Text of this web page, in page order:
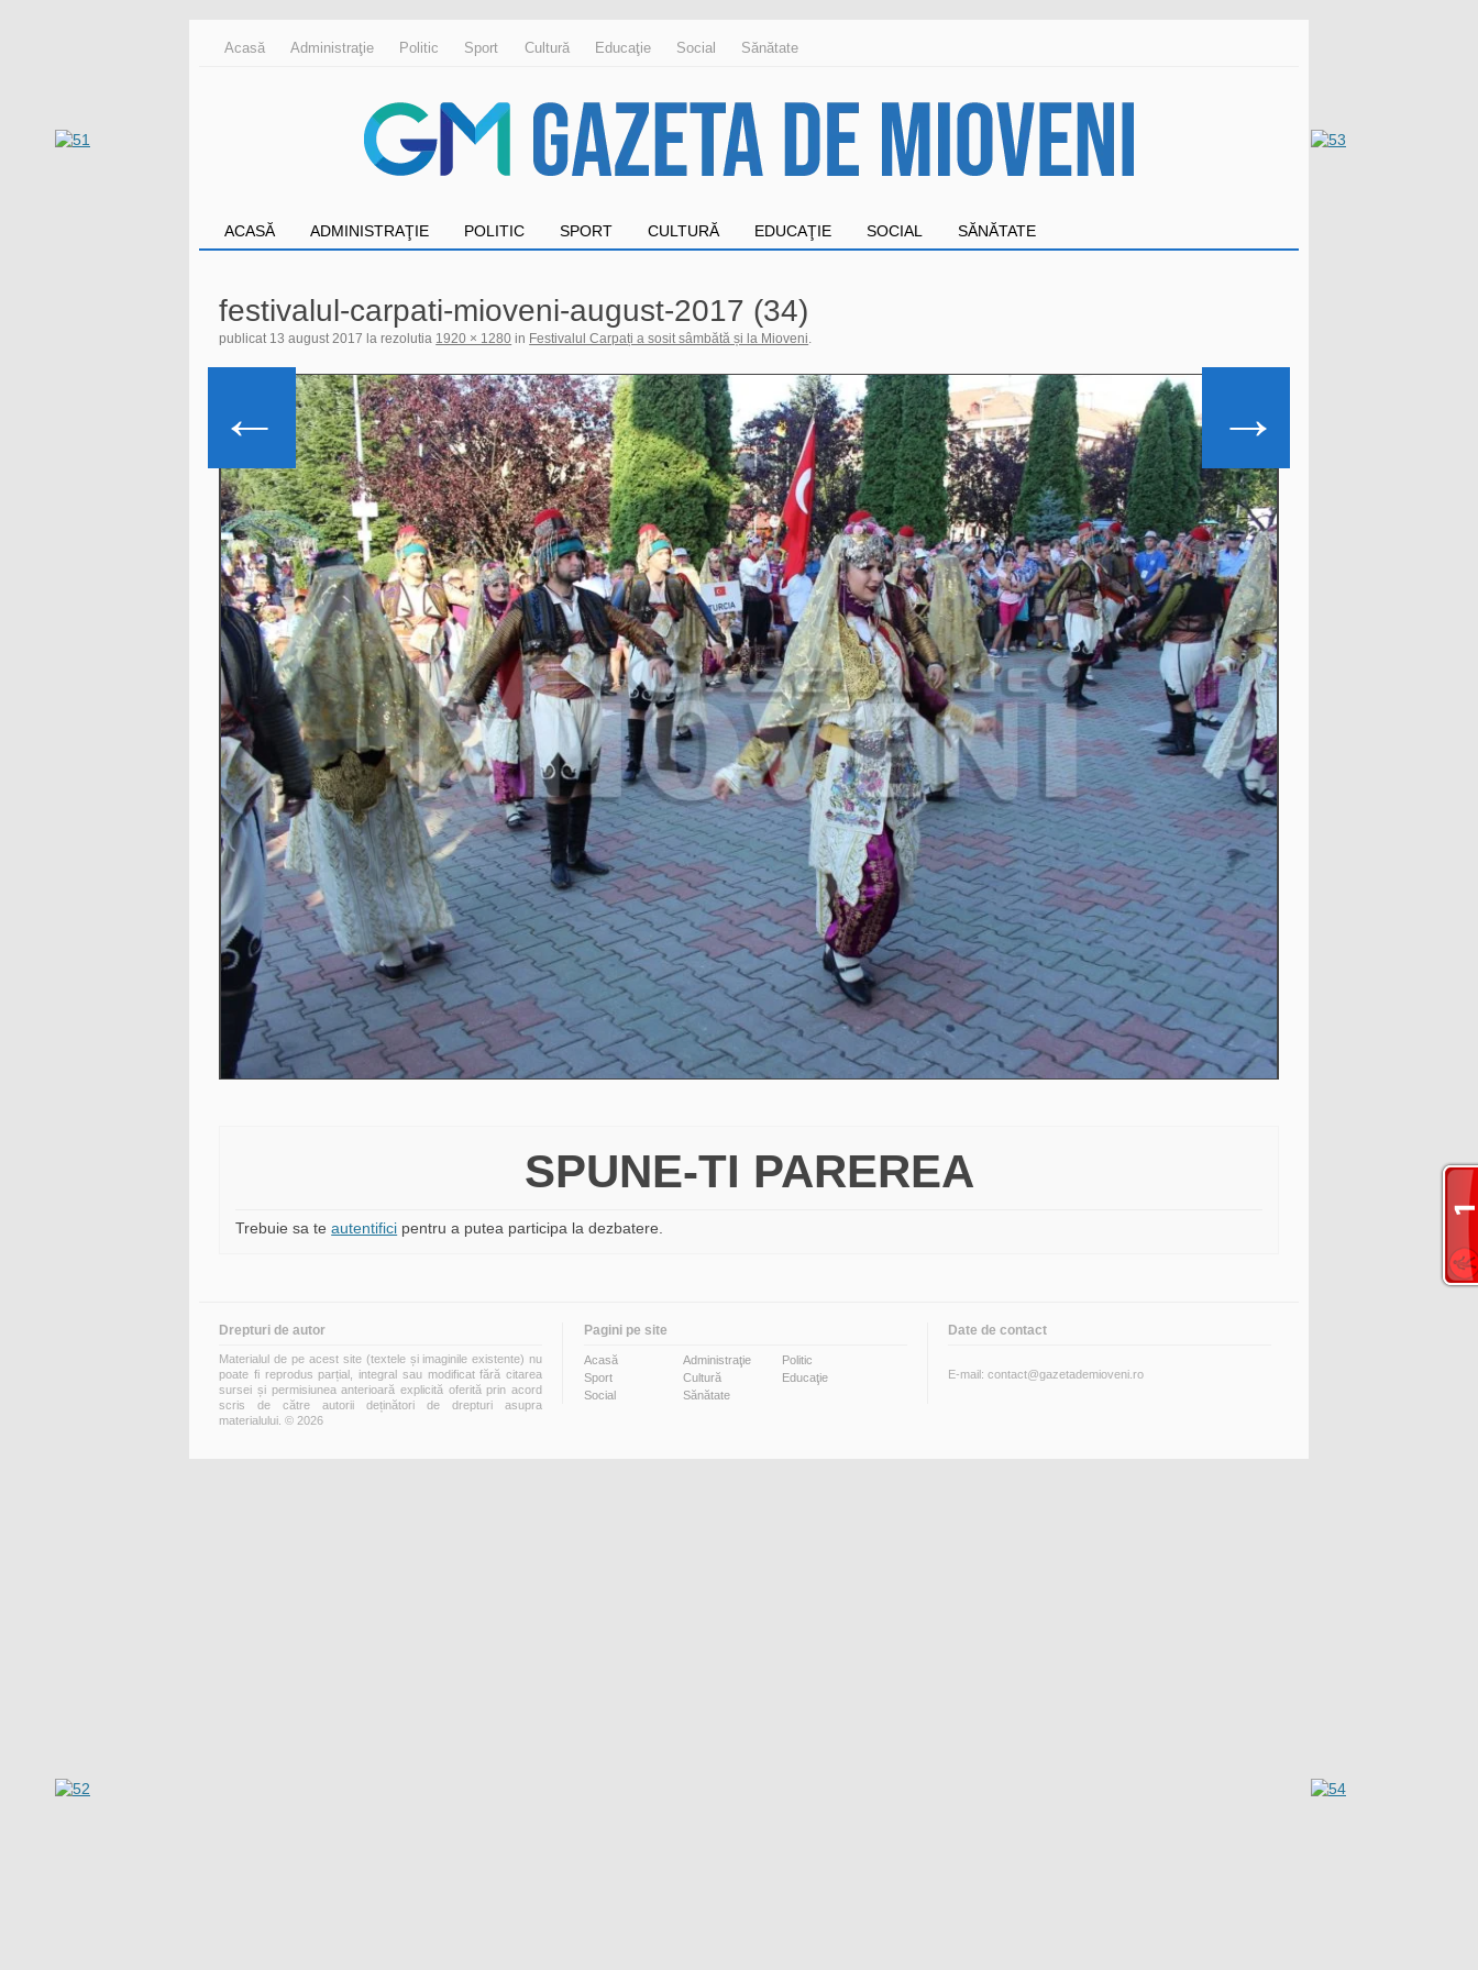
Acasă Administraţie Politic Sport Cultură Educaţie Social Sănătate
ACASĂ ADMINISTRAŢIE POLITIC SPORT CULTURĂ EDUCAŢIE SOCIAL SĂNĂTATE
festivalul-carpati-mioveni-august-2017 (34)
publicat 13 august 2017 la rezolutia 1920 × 1280 in Festivalul Carpați a sosit sâmbătă și la Mioveni
← →
SPUNE-TI PAREREA
Trebuie sa teautentifici pentru a putea participa la dezbatere.
Drepturi de autor
Materialul de pe acest site (textele și imaginile existente) nu
poate fi reprodus parțial, integral sau modificat fără citarea
sursei și permisiunea anterioară explicită oferită prin acord
scris de către autorii deținători de drepturi asupra
materialului. © 2026
Pagini pe site
Acasă Administraţie
Politic
Sport
Cultură
Educaţie
Social
Sănătate
Date de contact
E-mail: contact@gazetademioveni.ro